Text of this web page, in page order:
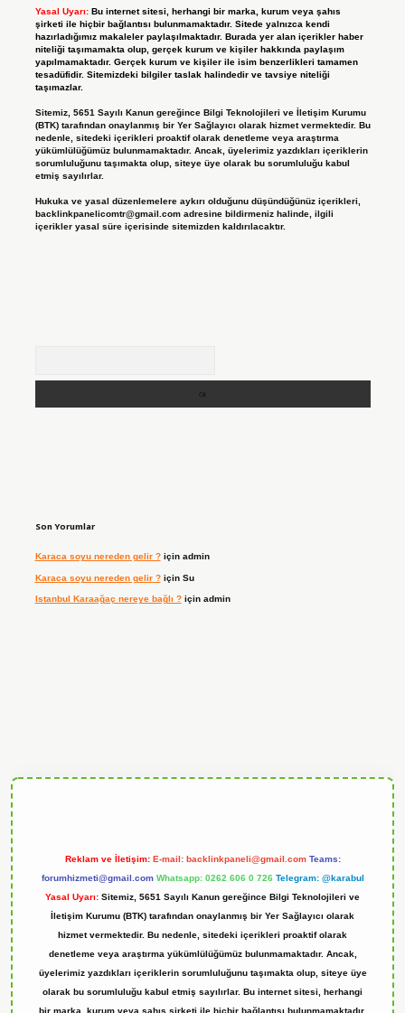
Yasal Uyarı: Bu internet sitesi, herhangi bir marka, kurum veya şahıs
şirketi ile hiçbir bağlantısı bulunmamaktadır. Sitede yalnızca kendi
hazırladığımız makaleler paylaşılmaktadır. Burada yer alan içerikler haber
niteliği taşımamakta olup, gerçek kurum ve kişiler hakkında paylaşım
yapılmamaktadır. Gerçek kurum ve kişiler ile isim benzerlikleri tamamen
tesadüfidir. Sitemizdeki bilgiler taslak halindedir ve tavsiye niteliği
taşımazlar.
Sitemiz, 5651 Sayılı Kanun gereğince Bilgi Teknolojileri ve İletişim Kurumu
(BTK) tarafından onaylanmış bir Yer Sağlayıcı olarak hizmet vermektedir. Bu
nedenle, sitedeki içerikleri proaktif olarak denetleme veya araştırma
yükümlülüğümüz bulunmamaktadır. Ancak, üyelerimiz yazdıkları içeriklerin
sorumluluğunu taşımakta olup, siteye üye olarak bu sorumluluğu kabul
etmiş sayılırlar.
Hukuka ve yasal düzenlemelere aykırı olduğunu düşündüğünüz içerikleri,
backlinkpanelicomtr@gmail.comadresine bildirmeniz halinde, ilgili
içerikler yasal süre içerisinde sitemizden kaldırılacaktır.
Son Yorumlar
Karaca soyu nereden gelir ?için admin
Karaca soyu nereden gelir ?için Su
Istanbul Karaağaç nereye bağlı ?için admin
Reklam ve İletişim: E-mail: backlinkpaneli@gmail.com Teams:
forumhizmeti@gmail.com Whatsapp: 0262 606 0 726 Telegram: @karabul
Yasal Uyarı: Sitemiz, 5651 Sayılı Kanun gereğince Bilgi Teknolojileri ve
İletişim Kurumu (BTK) tarafından onaylanmış bir Yer Sağlayıcı olarak
hizmet vermektedir. Bu nedenle, sitedeki içerikleri proaktif olarak
denetleme veya araştırma yükümlülüğümüz bulunmamaktadır. Ancak,
üyelerimiz yazdıkları içeriklerin sorumluluğunu taşımakta olup, siteye üye
olarak bu sorumluluğu kabul etmiş sayılırlar. Bu internet sitesi, herhangi
bir marka, kurum veya şahıs şirketi ile hiçbir bağlantısı bulunmamaktadır.